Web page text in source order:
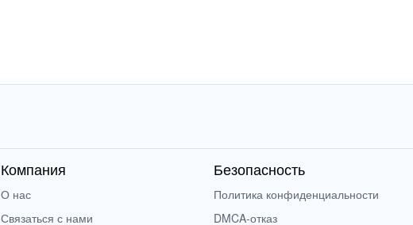
Компания
О нас
Связаться с нами
Безопасность
Политика конфиденциальности
DMCA-отказ